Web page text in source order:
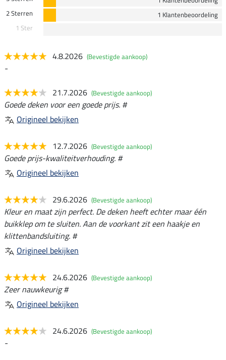
2 Sterren
1 Klantenbeoordeling
1 Ster
4.8.2026 (Bevestigde aankoop)
-
21.7.2026 (Bevestigde aankoop)
Goede deken voor een goede prijs. #
Origineel bekijken
12.7.2026 (Bevestigde aankoop)
Goede prijs-kwaliteitverhouding. #
Origineel bekijken
29.6.2026 (Bevestigde aankoop)
Kleur en maat zijn perfect. De deken heeft echter maar één
buikklep om te sluiten. Aan de voorkant zit een haakje en
klittenbandsluiting. #
Origineel bekijken
24.6.2026 (Bevestigde aankoop)
Zeer nauwkeurig #
Origineel bekijken
24.6.2026 (Bevestigde aankoop)
-